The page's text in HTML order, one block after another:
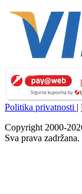
Politika privatnosti |
Copyright 2000-
Sva prava zadržana.